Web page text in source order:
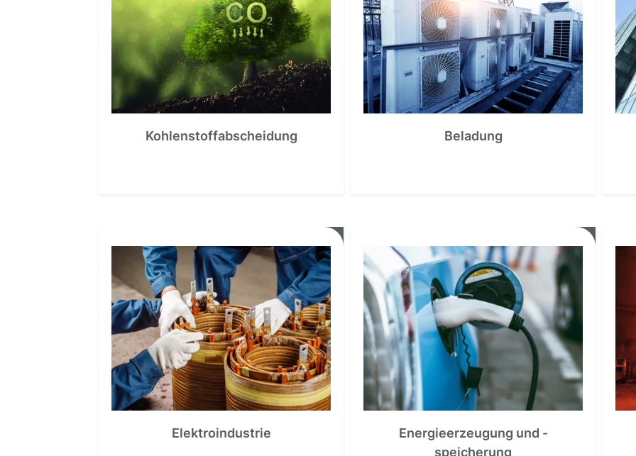
Kohlenstoffabscheidung Beladung
Elektroindustrie
Energieerzeugung und -
speicherung